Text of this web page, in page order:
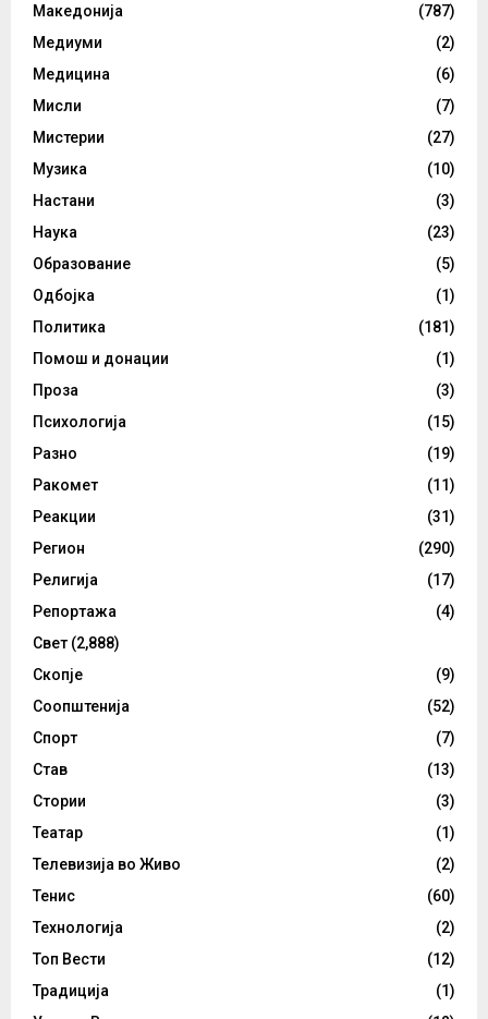
Македонија
(787)
Медиуми
(2)
Медицина
(6)
Мисли
(7)
Мистерии
(27)
Музика
(10)
Настани
(3)
Наука
(23)
Образование
(5)
Одбојка
(1)
Политика
(181)
Помош и донации
(1)
Проза
(3)
Психологија
(15)
Разно
(19)
Ракомет
(11)
Реакции
(31)
Регион
(290)
Религија
(17)
Репортажа
(4)
Свет (2,888)
Скопје
(9)
Соопштенија
(52)
Спорт
(7)
Став
(13)
Стории
(3)
Театар
(1)
Телевизија во Живо
(2)
Тенис
(60)
Технологија
(2)
Топ Вести
(12)
Традиција
(1)